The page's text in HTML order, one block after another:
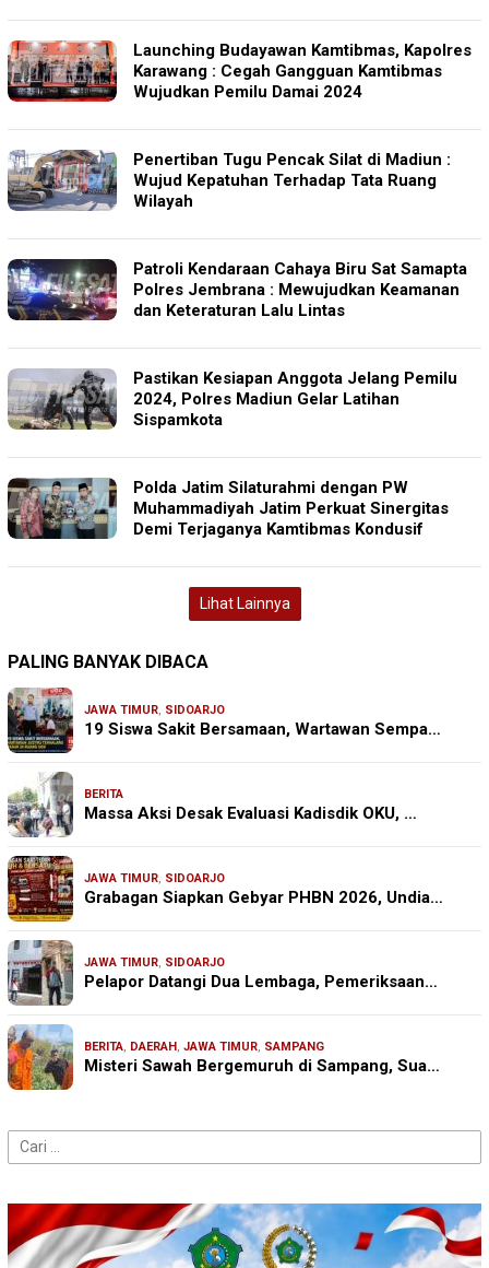
Launching Budayawan Kamtibmas, Kapolres
Karawang : Cegah Gangguan Kamtibmas
Wujudkan Pemilu Damai 2024
Penertiban Tugu Pencak Silat di Madiun :
Wujud Kepatuhan Terhadap Tata Ruang
Wilayah
Patroli Kendaraan Cahaya Biru Sat Samapta
Polres Jembrana : Mewujudkan Keamanan
dan Keteraturan Lalu Lintas
Pastikan Kesiapan Anggota Jelang Pemilu
2024, Polres Madiun Gelar Latihan
Sispamkota
Polda Jatim Silaturahmi dengan PW
Muhammadiyah Jatim Perkuat Sinergitas
Demi Terjaganya Kamtibmas Kondusif
Lihat Lainnya
PALING BANYAK DIBACA
JAWA TIMUR, SIDOARJO
19 Siswa Sakit Bersamaan, Wartawan Sempa…
BERITA
Massa Aksi Desak Evaluasi Kadisdik OKU, …
JAWA TIMUR, SIDOARJO
Grabagan Siapkan Gebyar PHBN 2026, Undia…
JAWA TIMUR, SIDOARJO
Pelapor Datangi Dua Lembaga, Pemeriksaan…
BERITA, DAERAH , JAWA TIMUR, SAMPANG
Misteri Sawah Bergemuruh di Sampang, Sua…
Cari
untuk: